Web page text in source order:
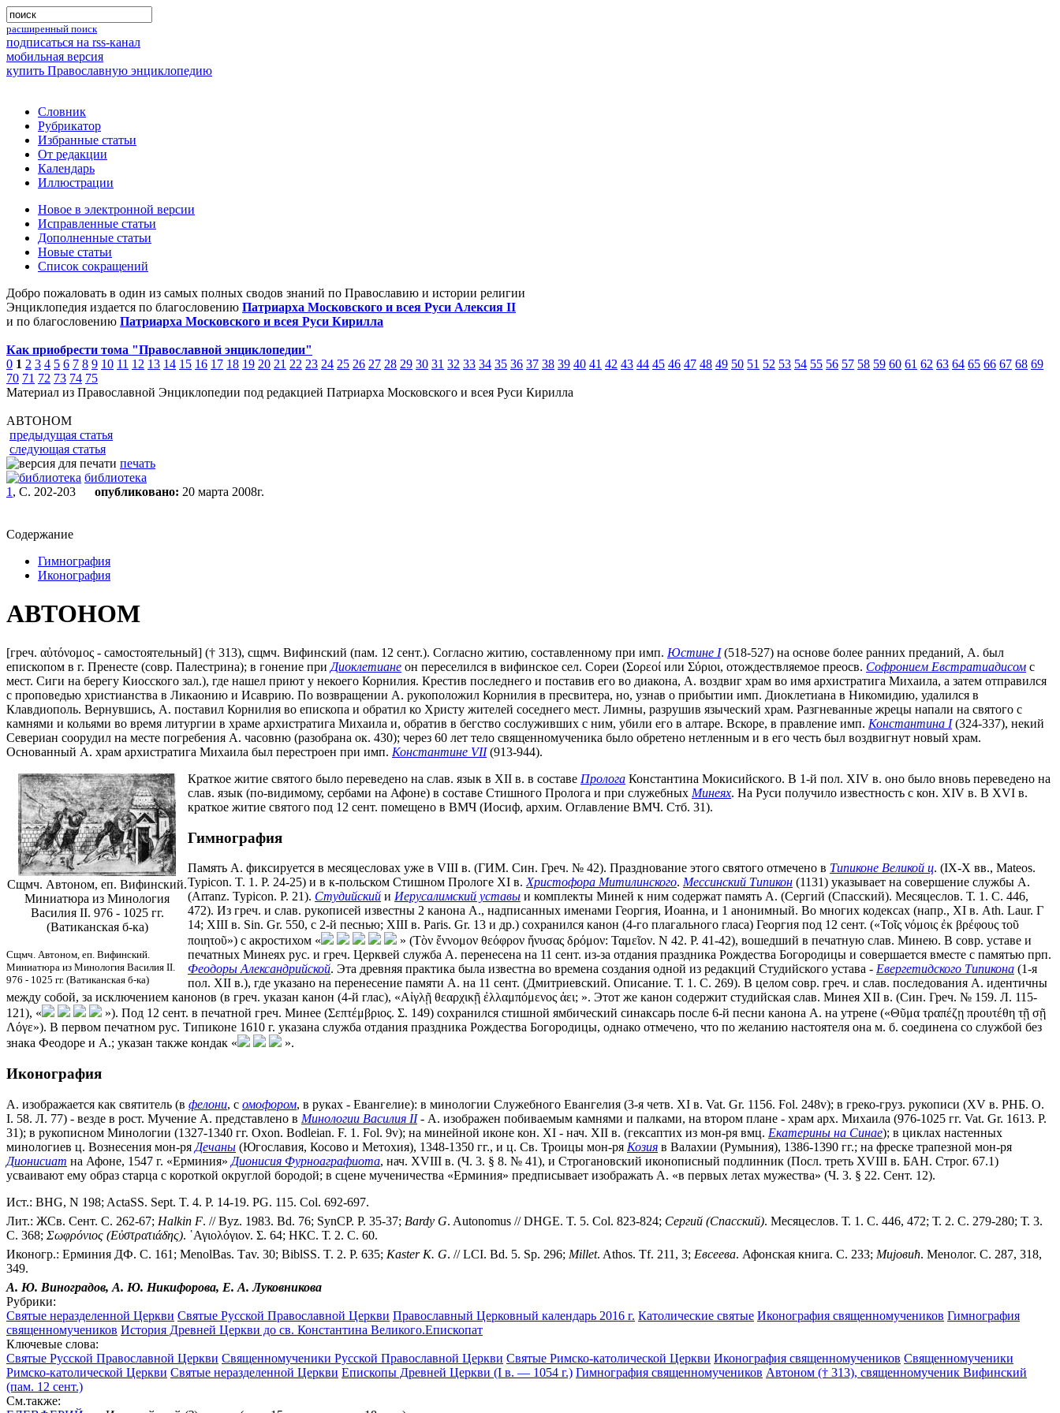
расширенный поиск
подписаться на rss-канал
мобильная версия
купить Православную энциклопедию
Словник
Рубрикатор
Избранные статьи
От редакции
Календарь
Иллюстрации
Новое в электронной версии
Исправленные статьи
Дополненные статьи
Новые статьи
Список сокращений
Добро пожаловать в один из самых полных сводов знаний по Православию и истории религии
Энциклопедия издается по благословению Патриарха Московского и всея Руси Алексия II
и по благословению Патриарха Московского и всея Руси Кирилла
Как приобрести тома "Православной энциклопедии"
0 1 2 3 4 5 6 7 8 9 10 11 12 13 14 15 16 17 18 19 20 21 22 23 24 25 26 27 28 29 30 31 32 33 34 35 36 37 38 39 40 41 42 43 44 45 46 47 48 49 50 51 52 53 54 55 56 57 58 59 60 61 62 63 64 65 66 67 68 69
70 71 72 73 74 75
Материал из Православной Энциклопедии под редакцией Патриарха Московского и всея Руси Кирилла
АВТОНОМ
предыдущая статья
следующая статья
печать
библиотека
1 , С. 202-203 опубликовано: 20 марта 2008г.
Содержание
Гимнография
Иконография
АВТОНОМ
[греч. αὐτόνομος - самостоятельный] († 313), сщмч. Вифинский (пам. 12 сент.). Согласно житию, составленному при имп. Юстине I(518-527) на основе более ранних преданий, А. был
епископом в г. Пренесте (совр. Палестрина); в гонение при Диоклетиане он переселился в вифинское сел. Сореи (Σορεοί или Σύριοι, отождествляемое преосв. Софронием Евстратиадисом с
мест. Сиги на берегу Киосского зал.), где нашел приют у некоего Корнилия. Крестив последнего и поставив его во диакона, А. воздвиг храм во имя архистратига Михаила, а затем отправился
с проповедью христианства в Ликаонию и Исаврию. По возвращении А. рукоположил Корнилия в пресвитера, но, узнав о прибытии имп. Диоклетиана в Никомидию, удалился в
Клавдиополь. Вернувшись, А. поставил Корнилия во епископа и обратил ко Христу жителей соседнего мест. Лимны, разрушив языческий храм. Разгневанные жрецы напали на святого с
камнями и кольями во время литургии в храме архистратига Михаила и, обратив в бегство сослуживших с ним, убили его в алтаре. Вскоре, в правление имп. Константина I(324-337), некий
Севериан соорудил на месте погребения А. часовню (разобрана ок. 430); через 60 лет тело священномученика было обретено нетленным и в его честь был воздвигнут новый храм.
Основанный А. храм архистратига Михаила был перестроен при имп. Константине VII(913-944).
Сщмч. Автоном, еп. Вифинский.
Миниатюра из Минология
Василия II. 976 - 1025 гг.
(Ватиканская б-ка)
Сщмч. Автоном, еп. Вифинский.
Миниатюра из Минология Василия II.
976 - 1025 гг. (Ватиканская б-ка)
Краткое житие святого было переведено на слав. язык в XII в. в составе Пролога Константина Мокисийского. В 1-й пол. XIV в. оно было вновь переведено на
слав. язык (по-видимому, сербами на Афоне) в составе Стишного Пролога и при служебных Минеях. На Руси получило известность с кон. XIV в. В XVI в.
краткое житие святого под 12 сент. помещено в ВМЧ (Иосиф, архим. Оглавление ВМЧ. Стб. 31).
Гимнография
Память А. фиксируется в месяцесловах уже в VIII в. (ГИМ. Син. Греч. № 42). Празднование этого святого отмечено в Типиконе Великой ц. (IX-X вв., Mateos.
Typicon. T. 1. P. 24-25) и в к-польском Стишном Прологе XI в. Христофора Митилинского. Мессинский Типикон (1131) указывает на совершение службы А.
(Arranz. Typicon. P. 21). Студийский и Иерусалимский уставы и комплекты Миней к ним содержат память А. (Сергий (Спасский). Месяцеслов. Т. 1. С. 446,
472). Из греч. и слав. рукописей известны 2 канона А., надписанных именами Георгия, Иоанна, и 1 анонимный. Во многих кодексах (напр., XI в. Ath. Laur. Γ
14; XIII в. Sin. Gr. 550, с 2-й песнью; XIII в. Paris. Gr. 13 и др.) сохранился канон (4-го плагального гласа) Георгия под 12 сент. («Τοῖς νόμοις ἐκ βρέφους τοῦ
ποιητοῦ») с акростихом «
» (Τὸν ἔννομον θεόφρον ἤνυσας δρόμον: Ταμεῖον. N 42. P. 41-42), вошедший в печатную слав. Минею. В совр. уставе и
печатных Минеях рус. и греч. Церквей служба А. перенесена на 11 сент. из-за отдания праздника Рождества Богородицы и совершается вместе с памятью прп.
Феодоры Александрийской. Эта древняя практика была известна во времена создания одной из редакций Студийского устава - Евергетидского Типикона (1-я
пол. XII в.), где указано на перенесение памяти А. на 11 сент. (Дмитриевский. Описание. Т. 1. С. 269). В целом совр. греч. и слав. последования А. идентичны
между собой, за исключением канонов (в греч. указан канон (4-й глас), «Αἰγλῇ θεαρχικῇ ἐλλαμπόμενος ἀει; ». Этот же канон содержит студийская слав. Минея XII в. (Син. Греч. № 159. Л. 115-
121), «
»). Под 12 сент. в печатной греч. Минее (Σεπτέμβριος. Σ. 149) сохранился стишной ямбический синаксарь после 6-й песни канона А. на утрене («Θῦμα τραπέζῃ προυτέθη τῇ σῇ
Λόγε»). В первом печатном рус. Типиконе 1610 г. указана служба отдания праздника Рождества Богородицы, однако отмечено, что по желанию настоятеля она м. б. соединена со службой без
знака Феодоре и А.; указан также кондак «
».
Иконография
А. изображается как святитель (в фелони, с омофором, в руках - Евангелие): в минологии Служебного Евангелия (3-я четв. XI в. Vat. Gr. 1156. Fol. 248v); в греко-груз. рукописи (XV в. РНБ. О.
I. 58. Л. 77) - везде в рост. Мучение А. представлено в Минологии Василия II- А. изображен побиваемым камнями и палками, на втором плане - храм арх. Михаила (976-1025 гг. Vat. Gr. 1613. Р.
31); в рукописном Минологии (1327-1340 гг. Oxon. Bodleian. F. 1. Fol. 9v); на минейной иконе кон. XI - нач. ХII в. (гексаптих из мон-ря вмц. Екатерины на Синае); в циклах настенных
минологиев ц. Вознесения мон-ря Дечаны (Югославия, Косово и Метохия), 1348-1350 гг., и ц. Св. Троицы мон-ря Козия в Валахии (Румыния), 1386-1390 гг.; на фреске трапезной мон-ря
Дионисиат на Афоне, 1547 г. «Ерминия» Дионисия Фурноаграфиота, нач. XVIII в. (Ч. 3. § 8. № 41), и Строгановский иконописный подлинник (Посл. треть XVIII в. БАН. Строг. 67.1)
усваивают ему образ старца с короткой округлой бородой; в сцене мученичества «Ерминия» предписывает изображать А. «в первых летах мужества» (Ч. 3. § 22. Сент. 12).
Ист.: BHG, N 198; ActaSS. Sept. T. 4. P. 14-19. PG. 115. Col. 692-697.
Лит.: ЖСв. Сент. С. 262-67; Halkin F. // Byz. 1983. Bd. 76; SynCP. P. 35-37; Bardy G. Autonomus // DHGE. T. 5. Col. 823-824; Сергий (Спасский). Месяцеслов. Т. 1. С. 446, 472; Т. 2. С. 279-280; Т. 3.
С. 368; Σωφρόνιος (Εὐστρατιάδης). ῾Αγιολόγιον. Σ. 64; НКС. Т. 2. С. 60.
Иконогр.: Ерминия ДФ. С. 161; MenolBas. Тav. 30; BiblSS. T. 2. P. 635; Kaster K. G. // LCI. Bd. 5. Sp. 296; Millet. Athos. Tf. 211, 3; Евсеева. Афонская книга. С. 233; Миjовић. Менолог. С. 287, 318,
349.
А. Ю. Виноградов, А. Ю. Никифорова, Е. А. Луковникова
Рубрики:
Святые неразделенной Церкви Святые Русской Православной Церкви Православный Церковный календарь 2016 г. Католические святые Иконография священномучеников Гимнография
священномучеников История Древней Церкви до св. Константина Великого.Епископат
Ключевые слова:
Святые Русской Православной Церкви Священномученики Русской Православной Церкви Святые Римско-католической Церкви Иконография священномучеников Священномученики
Римско-католической Церкви Святые неразделенной Церкви Епископы Древней Церкви (I в. — 1054 г.) Гимнография священномучеников Автоном († 313), священномученик Вифинский
(пам. 12 сент.)
См.также: